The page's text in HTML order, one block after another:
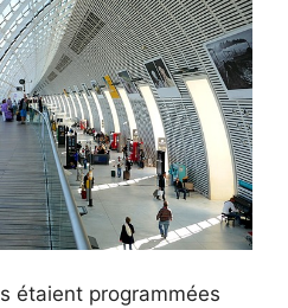
étaient programmées